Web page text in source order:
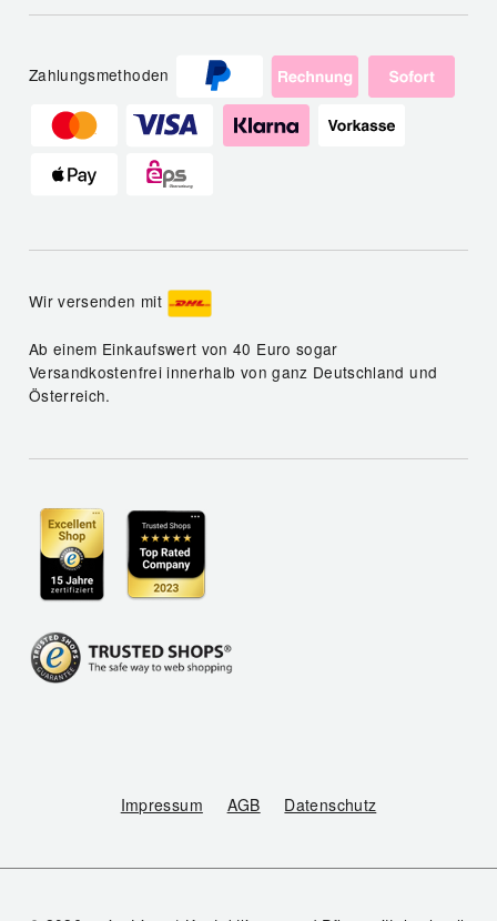
Zahlungsmethoden
Wir versenden mit
Ab einem Einkaufswert von 40 Euro sogar
Versandkostenfrei innerhalb von ganz Deutschland und
Österreich.
Impressum AGB Datenschutz